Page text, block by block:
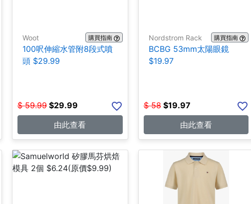
Woot 購買指南
100呎伸縮水管附8段式噴
頭 $29.99
$ 59.99 $29.99
由此查看
Nordstrom Rack 購買指南
BCBG 53mm太陽眼鏡
$19.97
$ 58 $19.97
由此查看